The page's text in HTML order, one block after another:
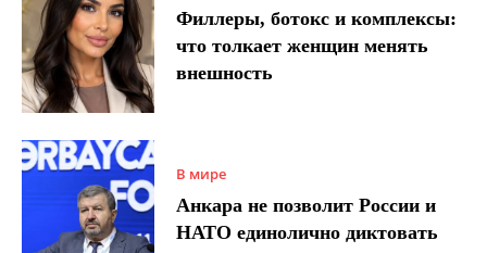
Филлеры, ботокс и комплексы:
что толкает женщин менять
внешность
В мире
Анкара не позволит России и
НАТО единолично диктовать